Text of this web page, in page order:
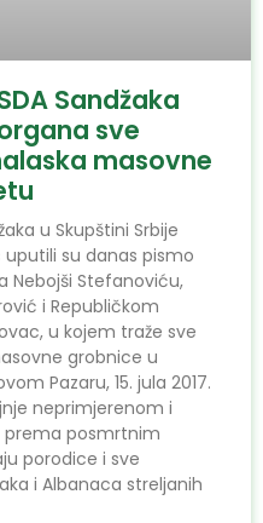
Sandžaka
sve
masovne
u Skupštini Srbije
uputili su danas pismo
Nebojši Stefanoviću,
i Republičkom
u kojem traže sve
grobnice u
Pazaru, 15. jula 2017.
neprimjerenom i
posmrtnim
porodice i sve
i Albanaca streljanih